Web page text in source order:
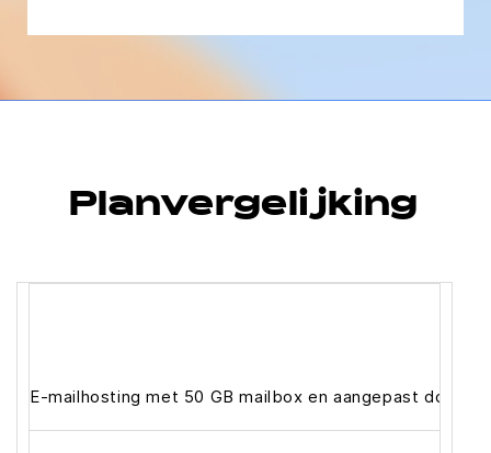
Planvergelijking
E-mailhosting met 50 GB mailbox en aangepast domein